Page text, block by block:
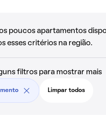
poucos apartamentos
esses critérios na região.
filtros para mostrar mais
Limpar todos